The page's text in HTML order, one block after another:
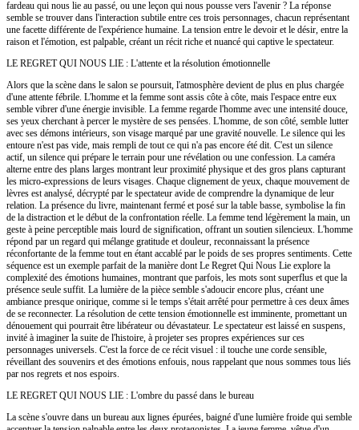
fardeau qui nous lie au passé, ou une leçon qui nous pousse vers l'avenir ? La réponse
semble se trouver dans l'interaction subtile entre ces trois personnages, chacun représentant
une facette différente de l'expérience humaine. La tension entre le devoir et le désir, entre la
raison et l'émotion, est palpable, créant un récit riche et nuancé qui captive le spectateur.
LE REGRET QUI NOUS LIE : L'attente et la résolution émotionnelle
Alors que la scène dans le salon se poursuit, l'atmosphère devient de plus en plus chargée
d'une attente fébrile. L'homme et la femme sont assis côte à côte, mais l'espace entre eux
semble vibrer d'une énergie invisible. La femme regarde l'homme avec une intensité douce,
ses yeux cherchant à percer le mystère de ses pensées. L'homme, de son côté, semble lutter
avec ses démons intérieurs, son visage marqué par une gravité nouvelle. Le silence qui les
entoure n'est pas vide, mais rempli de tout ce qui n'a pas encore été dit. C'est un silence
actif, un silence qui prépare le terrain pour une révélation ou une confession. La caméra
alterne entre des plans larges montrant leur proximité physique et des gros plans capturant
les micro-expressions de leurs visages. Chaque clignement de yeux, chaque mouvement de
lèvres est analysé, décrypté par le spectateur avide de comprendre la dynamique de leur
relation. La présence du livre, maintenant fermé et posé sur la table basse, symbolise la fin
de la distraction et le début de la confrontation réelle. La femme tend légèrement la main, un
geste à peine perceptible mais lourd de signification, offrant un soutien silencieux. L'homme
répond par un regard qui mélange gratitude et douleur, reconnaissant la présence
réconfortante de la femme tout en étant accablé par le poids de ses propres sentiments. Cette
séquence est un exemple parfait de la manière dont Le Regret Qui Nous Lie explore la
complexité des émotions humaines, montrant que parfois, les mots sont superflus et que la
présence seule suffit. La lumière de la pièce semble s'adoucir encore plus, créant une
ambiance presque onirique, comme si le temps s'était arrêté pour permettre à ces deux âmes
de se reconnecter. La résolution de cette tension émotionnelle est imminente, promettant un
dénouement qui pourrait être libérateur ou dévastateur. Le spectateur est laissé en suspens,
invité à imaginer la suite de l'histoire, à projeter ses propres expériences sur ces
personnages universels. C'est la force de ce récit visuel : il touche une corde sensible,
réveillant des souvenirs et des émotions enfouis, nous rappelant que nous sommes tous liés
par nos regrets et nos espoirs.
LE REGRET QUI NOUS LIE : L'ombre du passé dans le bureau
La scène s'ouvre dans un bureau aux lignes épurées, baigné d'une lumière froide qui semble